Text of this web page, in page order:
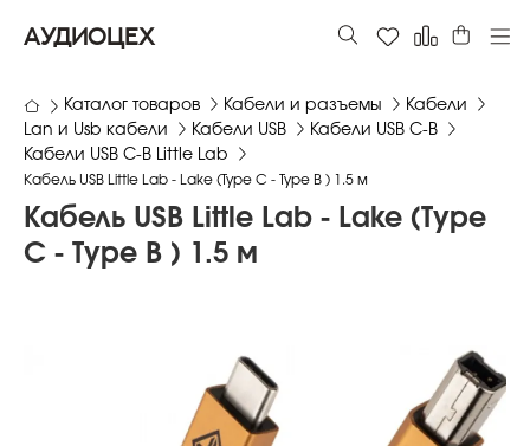
АУДИОЦЕХ
Каталог товаров Кабели и разъемы
Кабели
Lan и Usb кабели
Кабели USB
Кабели USB C-B
Кабели USB C-B Little Lab
Кабель USB Little Lab - Lake (Type C - Type B ) 1.5 м
Кабель USB Little Lab - Lake (Type
C - Type B ) 1.5 м